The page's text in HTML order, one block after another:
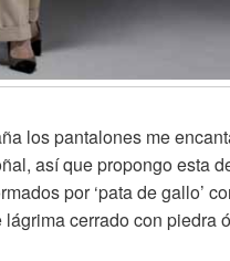
los pantalones me
así que propongo esta
por ‘pata de gallo’
cerrado con piedra